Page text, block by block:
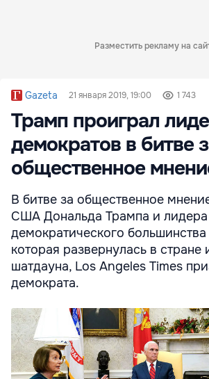
Разместить рекламу на
Gazeta 21 января 2019, 19:00 1 743
Трамп проиграл
демократов в битве
общественное
В битве за общественное
США Дональда Трампа и лидера
демократического
которая развернулась в стране
шатдауна, Los Angeles Times
демократа.